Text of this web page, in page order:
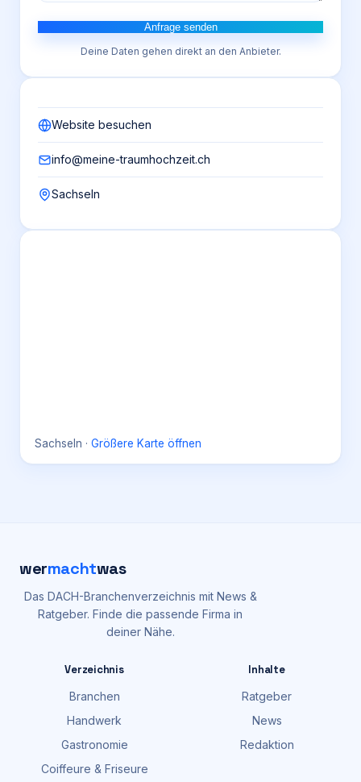
Anfrage senden
Deine Daten gehen direkt an den Anbieter.
Website besuchen
info@meine-traumhochzeit.ch
Sachseln
Sachseln · Größere Karte öffnen
wermachtwas
Das DACH-Branchenverzeichnis mit News &
Ratgeber. Finde die passende Firma in
deiner Nähe.
Verzeichnis
Branchen
Handwerk
Gastronomie
Coiffeure & Friseure
Inhalte
Ratgeber
News
Redaktion